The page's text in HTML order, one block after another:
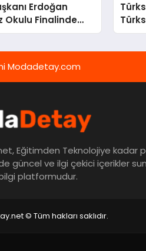
Erdoğan
Okulu Finalinde
Modadetay.com
Eğitimden Teknolojiye kadar
güncel ve ilgi çekici içerikler
platformudur.
© Tüm hakları saklıdır.